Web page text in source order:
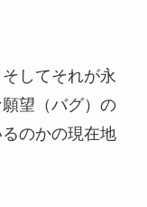
してそれが永
望（バグ）の
のかの現在地